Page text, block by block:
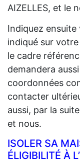
AIZELLES, et le
Indiquez
indiqué sur
le cadre
demandera
coordonnées
contacter
aussi, par la
et nous.
ISOLER SA
ÉLIGIBILITÉ À